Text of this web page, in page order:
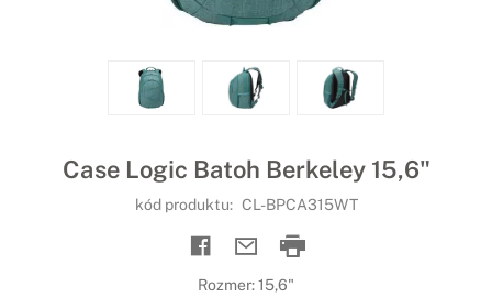
Case Logic Batoh Berkeley 15,6"
kód produktu: CL-BPCA315WT
Rozmer: 15,6"